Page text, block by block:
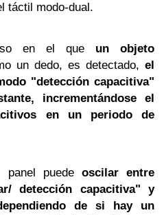
táctil modo-dual.
en el que un objeto
un dedo, es detectado, el
"detección capacitiva"
incrementándose el
en un periodo de
puede oscilar entre
detección capacitiva" y
de si hay un